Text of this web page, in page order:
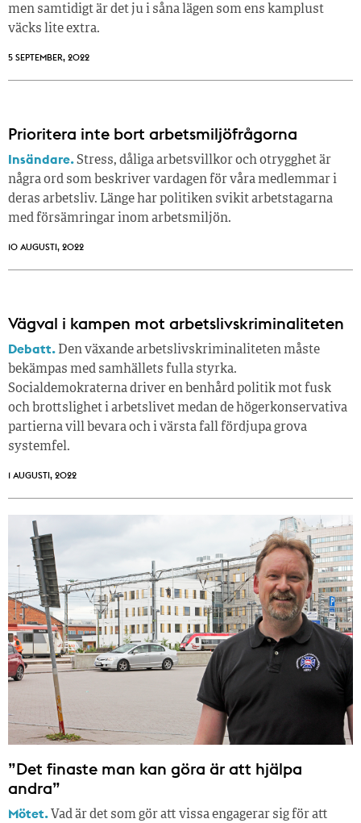
men samtidigt är det ju i såna lägen som ens kamplust
väcks lite extra.
5 SEPTEMBER, 2022
Prioritera inte bort arbetsmiljöfrågorna
Insändare.Stress, dåliga arbetsvillkor och otrygghet är
några ord som beskriver vardagen för våra medlemmar i
deras arbetsliv. Länge har politiken svikit arbetstagarna
med försämringar inom arbetsmiljön.
10 AUGUSTI, 2022
Vägval i kampen mot arbetslivskriminaliteten
Debatt. Den växande arbetslivskriminaliteten måste
bekämpas med samhällets fulla styrka.
Socialdemokraterna driver en benhård politik mot fusk
och brottslighet i arbetslivet medan de högerkonservativa
partierna vill bevara och i värsta fall fördjupa grova
systemfel.
1 AUGUSTI, 2022
”Det finaste man kan göra är att hjälpa
andra”
Mötet. Vad är det som gör att vissa engagerar sig för att